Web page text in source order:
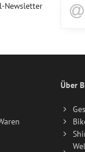
Newsletter
Über